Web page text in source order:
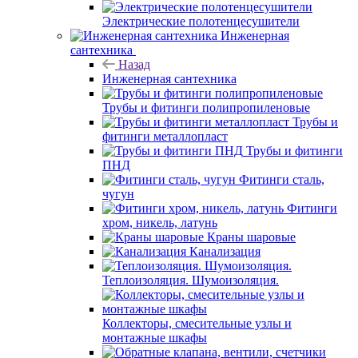
Электрические полотенцесушители
Инженерная
сантехника
Назад
Инженерная сантехника
Трубы и фитинги полипропиленовые
Трубы и
фитинги металлопласт
Трубы и фитинги
ПНД
Фитинги сталь,
чугун
Фитинги
хром, никель, латунь
Краны шаровые
Канализация
Теплоизоляция. Шумоизоляция.
Коллекторы, смесительные узлы и
монтажные шкафы